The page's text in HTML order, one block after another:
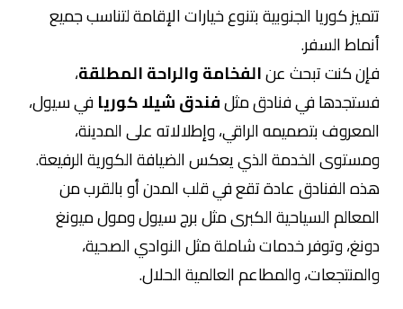
تتميز كوريا الجنوبية بتنوع خيارات الإقامة لتناسب جميع
أنماط السفر.
فإن كنت تبحث عنالفخامة والراحة المطلقة،
فستجدها في فنادق مثلفندق شيلا كوريافي سيول،
المعروف بتصميمه الراقي، وإطلالاته على المدينة،
ومستوى الخدمة الذي يعكس الضيافة الكورية الرفيعة.
هذه الفنادق عادة تقع في قلب المدن أو بالقرب من
المعالم السياحية الكبرى مثل برج سيول ومول ميونغ
دونغ، وتوفر خدمات شاملة مثل النوادي الصحية،
والمنتجعات، والمطاعم العالمية الحلال.